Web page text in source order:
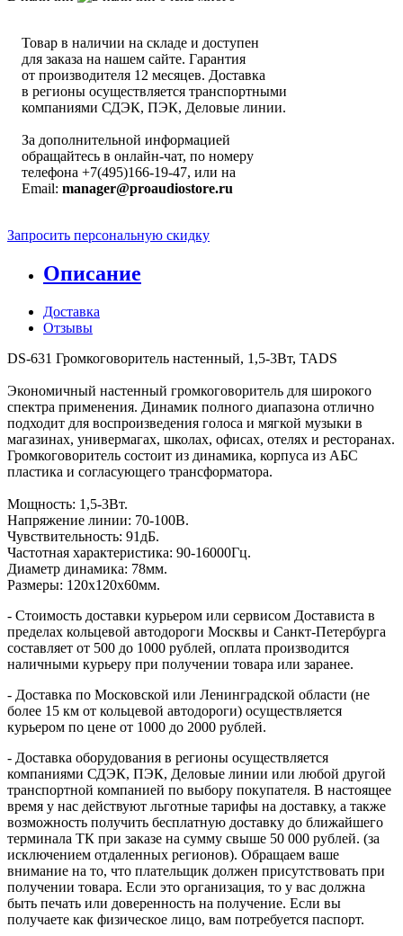
Товар в наличии на складе и доступен
для заказа на нашем сайте. Гарантия
от производителя 12 месяцев. Доставка
в регионы осуществляется транспортными
компаниями СДЭК, ПЭК, Деловые линии.
За дополнительной информацией
обращайтесь в онлайн-чат, по номеру
телефона +7(495)166-19-47, или на
Email: manager@proaudiostore.ru
Запросить персональную скидку
Описание
Доставка
Отзывы
DS-631 Громкоговоритель настенный, 1,5-3Вт, TADS
Экономичный настенный громкоговоритель для широкого
спектра применения. Динамик полного диапазона отлично
подходит для воспроизведения голоса и мягкой музыки в
магазинах, универмагах, школах, офисах, отелях и ресторанах.
Громкоговоритель состоит из динамика, корпуса из АБС
пластика и согласующего трансформатора.
Мощность: 1,5-3Вт.
Напряжение линии: 70-100В.
Чувствительность: 91дБ.
Частотная характеристика: 90-16000Гц.
Диаметр динамика: 78мм.
Размеры: 120х120х60мм.
- Стоимость доставки курьером или сервисом Достависта в
пределах кольцевой автодороги Москвы и Санкт-Петербурга
составляет от 500 до 1000 рублей, оплата производится
наличными курьеру при получении товара или заранее.
- Доставка по Московской или Ленинградской области (не
более 15 км от кольцевой автодороги) осуществляется
курьером по цене от 1000 до 2000 рублей.
- Доставка оборудования в регионы осуществляется
компаниями СДЭК, ПЭК, Деловые линии или любой другой
транспортной компанией по выбору покупателя. В настоящее
время у нас действуют льготные тарифы на доставку, а также
возможность получить бесплатную доставку до ближайшего
терминала ТК при заказе на сумму свыше 50 000 рублей. (за
исключением отдаленных регионов). Обращаем ваше
внимание на то, что плательщик должен присутствовать при
получении товара. Если это организация, то у вас должна
быть печать или доверенность на получение. Если вы
получаете как физическое лицо, вам потребуется паспорт.